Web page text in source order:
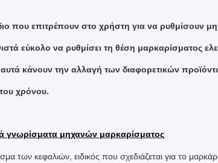
που επιτρέπουν στο χρήστη για να ρυθμίσουν
εύκολο να ρυθμίσει τη θέση μαρκαρίσματος
κάνουν την αλλαγή των διαφορετικών
χρόνου.
γνωρίσματα μηχανών μαρκαρίσματος
των κεφαλιών, ειδικός που σχεδιάζεται για το